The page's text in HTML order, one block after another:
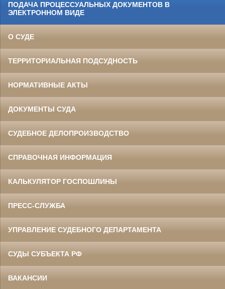
ПОДАЧА ПРОЦЕССУАЛЬНЫХ ДОКУМЕНТОВ В
ЭЛЕКТРОННОМ ВИДЕ
О СУДЕ
ТЕРРИТОРИАЛЬНАЯ ПОДСУДНОСТЬ
НОРМАТИВНЫЕ АКТЫ
ДОКУМЕНТЫ СУДА
СУДЕБНОЕ ДЕЛОПРОИЗВОДСТВО
СПРАВОЧНАЯ ИНФОРМАЦИЯ
КАЛЬКУЛЯТОР ГОСПОШЛИНЫ
ПРЕСС-СЛУЖБА
УПРАВЛЕНИЕ СУДЕБНОГО ДЕПАРТАМЕНТА
СУДЫ СУБЪЕКТА РФ
ВАКАНСИИ